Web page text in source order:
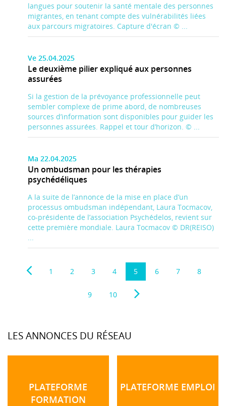
langues pour soutenir la santé mentale des personnes
migrantes, en tenant compte des vulnérabilités liées
aux parcours migratoires. Capture d'écran © ...
Ve 25.04.2025
Le deuxième pilier expliqué aux personnes
assurées
Si la gestion de la prévoyance professionnelle peut
sembler complexe de prime abord, de nombreuses
sources d’information sont disponibles pour guider les
personnes assurées. Rappel et tour d’horizon. © ...
Ma 22.04.2025
Un ombudsman pour les thérapies
psychédéliques
A la suite de l’annonce de la mise en place d’un
processus ombudsman indépendant, Laura Tocmacov,
co-présidente de l’association Psychédelos, revient sur
cette première mondiale. Laura Tocmacov © DR(REISO)
...
1 2 3 4 5 6 7 8
9 10
LES ANNONCES DU RÉSEAU
PLATEFORME
FORMATION
PLATEFORME EMPLOI